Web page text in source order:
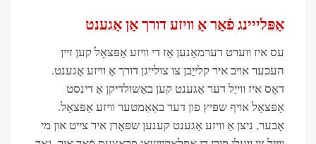
אַפּלייינג פֿאַר אַ וויזע דורך אַן אַגענט
עס איז ווערט דערמאָנען אַז די וויזע אָפּצאָל קען זיין
העכער אויב איר קלייַבן צו צולייגן דורך אַ וויזע אַגענט.
דאָס איז ווייַל דער אַגענט קען באַשולדיקן אַ דינסט
אָפּצאָל אויף שפּיץ פון דער באַאַמטער וויזע אָפּצאָל.
אָבער, ניצן אַ וויזע אַגענט קענען שפּאָרן איר צייט און מי